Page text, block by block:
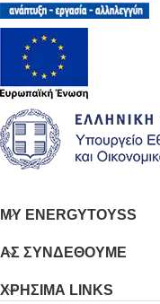
MY ENERGYTOYSS
ΑΣ ΣΥΝΔΕΘΟΥΜΕ
ΧΡΗΣΙΜΑ LINKS